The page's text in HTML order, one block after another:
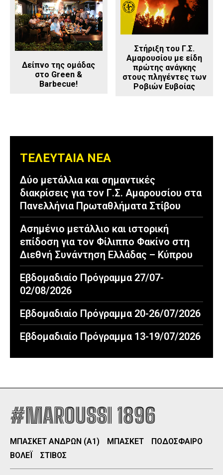
Δείπνο της ομάδας
στο Green &
Barbecue!
Στήριξη του Γ.Σ.
Αμαρουσίου με είδη
πρώτης ανάγκης
στους πληγέντες των
Ροβιών Ευβοίας
ΤΕΛΕΥΤΑΙΑ ΝΕΑ
Δύο μετάλλια και σημαντικές
διακρίσεις για τον Γ.Σ. Αμαρουσίου στα
Πανελλήνια Πρωταθλήματα Στίβου
Ασημένιο μετάλλιο και ιστορική
επίδοση για τον Φίλιππο Φακίνο στη
Διεθνή Συνάντηση Ελλάδας – Κύπρου
Εβδομαδιαίο Πρόγραμμα 27/07-
02/08/2026
Εβδομαδιαίο Πρόγραμμα 20-26/07/2026
Εβδομαδιαίο Πρόγραμμα 13-19/07/2026
#MAROUSSI 1896
ΜΠΑΣΚΕΤ ΑΝΔΡΩΝ (Α1) ΜΠΑΣΚΕΤ
ΠΟΔΟΣΦΑΙΡΟ
ΒΟΛΕΪ
ΣΤΙΒΟΣ